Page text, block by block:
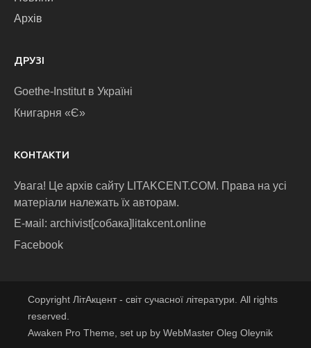
Архів
ДРУЗІ
Goethe-Institut в Україні
Книгарня «Є»
КОНТАКТИ
Увага! Це архів сайту LITAKCENT.COM. Права на усі
матеріали належать їх авторам.
E-маіl: archivist[собака]litakcent.online
Facebook
Copyright ЛітАкцент - світ сучасної літератури. All rights
reserved.
Awaken Pro Theme, set up by WebMaster Oleg Oleynik